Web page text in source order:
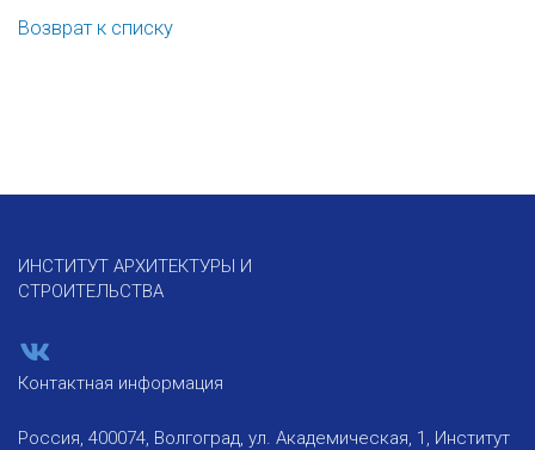
Возврат к списку
ИНСТИТУТ АРХИТЕКТУРЫ И
СТРОИТЕЛЬСТВА
Контактная информация
Россия, 400074, Волгоград, ул. Академическая, 1, Институт